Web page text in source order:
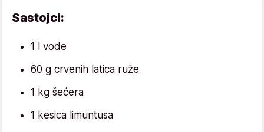
Sastojci:
1 l vode
60 g crvenih latica ruže
1 kg šećera
1 kesica limuntusa